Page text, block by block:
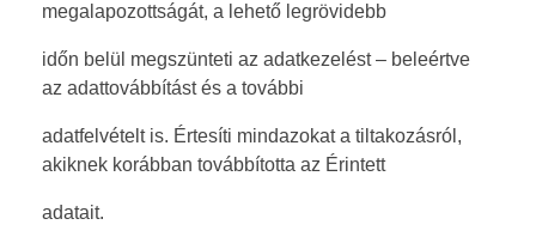
megalapozottságát, a lehető legrövidebb
időn belül megszünteti az adatkezelést – beleértve
az adattovábbítást és a további
adatfelvételt is. Értesíti mindazokat a tiltakozásról,
akiknek korábban továbbította az Érintett
adatait.